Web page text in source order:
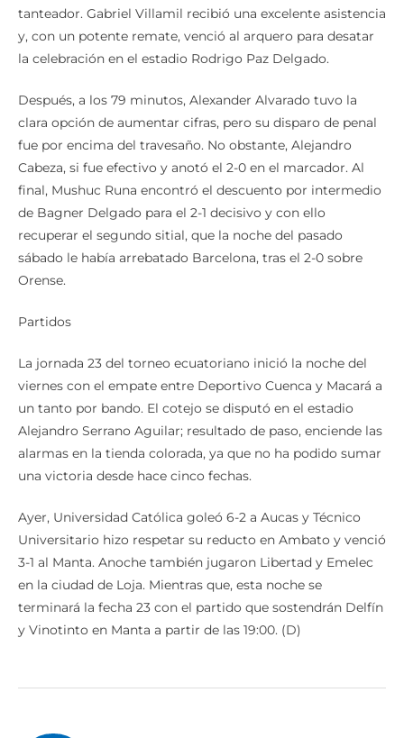
tanteador. Gabriel Villamil recibió una excelente asistencia
y, con un potente remate, venció al arquero para desatar
la celebración en el estadio Rodrigo Paz Delgado.
Después, a los 79 minutos, Alexander Alvarado tuvo la
clara opción de aumentar cifras, pero su disparo de penal
fue por encima del travesaño. No obstante, Alejandro
Cabeza, si fue efectivo y anotó el 2-0 en el marcador. Al
final, Mushuc Runa encontró el descuento por intermedio
de Bagner Delgado para el 2-1 decisivo y con ello
recuperar el segundo sitial, que la noche del pasado
sábado le había arrebatado Barcelona, tras el 2-0 sobre
Orense.
Partidos
La jornada 23 del torneo ecuatoriano inició la noche del
viernes con el empate entre Deportivo Cuenca y Macará a
un tanto por bando. El cotejo se disputó en el estadio
Alejandro Serrano Aguilar; resultado de paso, enciende las
alarmas en la tienda colorada, ya que no ha podido sumar
una victoria desde hace cinco fechas.
Ayer, Universidad Católica goleó 6-2 a Aucas y Técnico
Universitario hizo respetar su reducto en Ambato y venció
3-1 al Manta. Anoche también jugaron Libertad y Emelec
en la ciudad de Loja. Mientras que, esta noche se
terminará la fecha 23 con el partido que sostendrán Delfín
y Vinotinto en Manta a partir de las 19:00. (D)